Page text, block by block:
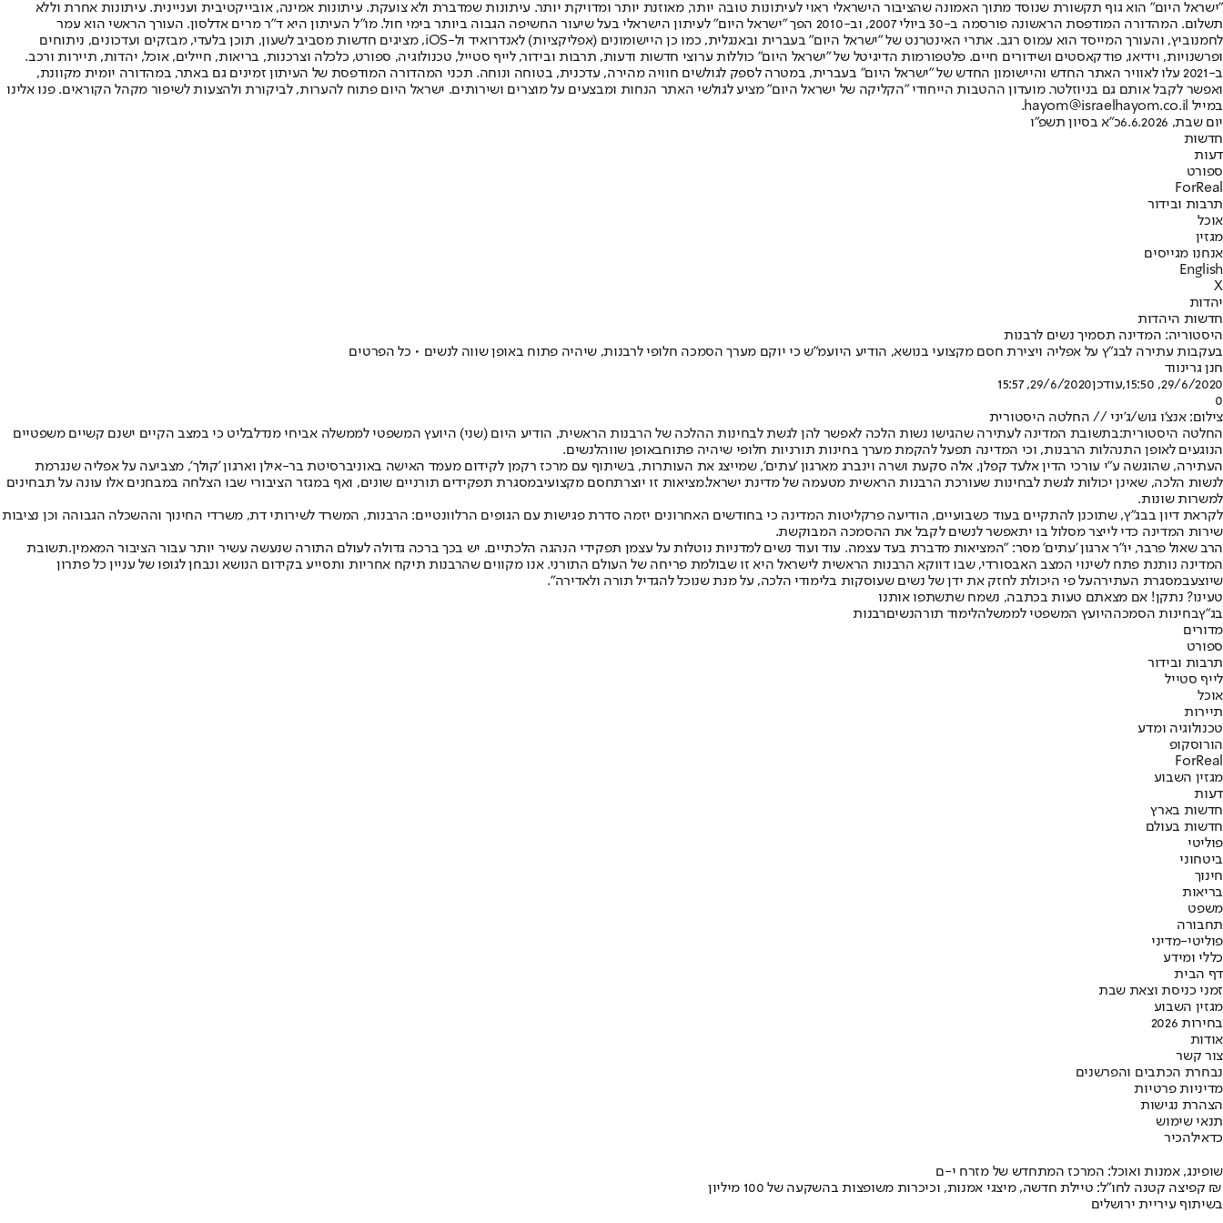
"ישראל היום" הוא גוף תקשורת שנוסד מתוך האמונה שהציבור הישראלי ראוי לעיתונות טובה יותר, מאוזנת יותר ומדויקת יותר. עיתונות שמדברת ולא צועקת. עיתונות אמינה, אובייקטיבית ועניינית. עיתונות אחרת וללא
תשלום. המהדורה המודפסת הראשונה פורסמה ב-30 ביולי 2007, וב-2010 הפך "ישראל היום" לעיתון הישראלי בעל שיעור החשיפה הגבוה ביותר בימי חול. מו"ל העיתון היא ד"ר מרים אדלסון. העורך הראשי הוא עמר
לחמנוביץ, והעורך המייסד הוא עמוס רגב. אתרי האינטרנט של "ישראל היום" בעברית ובאנגלית, כמו כן היישומונים (אפליקציות) לאנדרואיד ול-iOS, מציגים חדשות מסביב לשעון, תוכן בלעדי, מבזקים ועדכונים, ניתוחים
ופרשנויות, וידיאו, פודקאסטים ושידורים חיים. פלטפורמות הדיגיטל של "ישראל היום" כוללות ערוצי חדשות ודעות, תרבות ובידור, לייף סטייל, טכנולוגיה, ספורט, כלכלה וצרכנות, בריאות, חיילים, אוכל, יהדות, תיירות ורכב.
ב-2021 עלו לאוויר האתר החדש והיישומון החדש של "ישראל היום" בעברית, במטרה לספק לגולשים חוויה מהירה, עדכנית, בטוחה ונוחה. תכני המהדורה המודפסת של העיתון זמינים גם באתר, במהדורה יומית מקוונת,
ואפשר לקבל אותם גם בניוזלטר. מועדון ההטבות הייחודי "הקליקה של ישראל היום" מציע לגולשי האתר הנחות ומבצעים על מוצרים ושירותים. ישראל היום פתוח להערות, לביקורת ולהצעות לשיפור מקהל הקוראים. פנו אלינו
במייל hayom@israelhayom.co.il.
יום שבת, 6.6.2026
כ"א בסיון תשפ"ו
חדשות
דעות
ספורט
ForReal
תרבות ובידור
אוכל
מגזין
אנחנו מגייסים
English
X
יהדות
חדשות היהדות
היסטוריה: המדינה תסמיך נשים לרבנות
בעקבות עתירה לבג"ץ על אפליה ויצירת חסם מקצועי בנושא, הודיע היועמ"ש כי יוקם מערך הסמכה חלופי לרבנות, שיהיה פתוח באופן שווה לנשים • כל הפרטים
חנן גרינווד
29/6/2020, 15:50
,עודכן29/6/2020, 15:57
0
צילום: אנצ'ו גוש/ג'יני // החלטה היסטורית
החלטה היסטורית:בתשובת המדינה לעתירה שהגישו נשות הלכה לאפשר להן לגשת לבחינות ההלכה של הרבנות הראשית, הודיע היום (שני) היועץ המשפטי לממשלה אביחי מנדלבליט כי במצב הקיים ישנם קשיים משפטיים
הנוגעים לאופן התנהלות הרבנות, וכי המדינה תפעל להקמת מערך בחינות תורניות חלופי שיהיה פתוחבאופן שווהלנשים.
העתירה, שהוגשה ע"י עורכי הדין אלעד קפלן, אלה סקעת ושרה וינברג מארגון 'עתים', שמייצג את העותרות, בשיתוף עם מרכז רקמן לקידום מעמד האישה באוניברסיטת בר-אילן וארגון 'קולך', מצביעה על אפליה שנגרמת
לנשות הלכה, שאינן יכולות לגשת לבחינות שעורכת הרבנות הראשית מטעמה של מדינת ישראל.מציאות זו יוצרתחסם מקצועיבמסגרת תפקידים תורניים שונים, ואף במגזר הציבורי שבו הצלחה במבחנים אלו עונה על תבחינים
למשרות שונות.
לקראת דיון בבג"ץ, שתוכנן להתקיים בעוד כשבועיים, הודיעה פרקליטות המדינה כי בחודשים האחרונים יזמה סדרת פגישות עם הגופים הרלוונטיים: הרבנות, המשרד לשירותי דת, משרדי החינוך וההשכלה הגבוהה וכן נציבות
שירות המדינה כדי לייצר מסלול בו יתאפשר לנשים לקבל את ההסמכה המבוקשת.
הרב שאול פרבר, יו"ר ארגון 'עתים' מסר: "המציאות מדברת בעד עצמה. עוד ועוד נשים למדניות נוטלות על עצמן תפקידי הנהגה הלכתיים. יש בכך ברכה גדולה לעולם התורה שנעשה עשיר יותר עבור הציבור המאמין.תשובת
המדינה נותנת פתח לשינוי המצב האבסורדי, שבו דווקא הרבנות הראשית לישראל היא זו שבולמת פריחה של העולם התורני. אנו מקווים שהרבנות תיקח אחריות ותסייע בקידום הנושא ונבחן לגופו של עניין כל פתרון
שיוצעבמסגרת העתירהעל פי היכולת לחזק את ידן של נשים שעוסקות בלימודי הלכה, על מנת שנוכל להגדיל תורה ולאדירה".
טעינו? נתקן! אם מצאתם טעות בכתבה, נשמח שתשתפו אותנו
בג"ץבחינות הסמכההיועץ המשפטי לממשלהלימוד תורהנשיםרבנות
מדורים
ספורט
תרבות ובידור
לייף סטייל
אוכל
תיירות
טכנולוגיה ומדע
הורוסקופ
ForReal
מגזין השבוע
דעות
חדשות בארץ
חדשות בעולם
פוליטי
ביטחוני
חינוך
בריאות
משפט
תחבורה
פוליטי-מדיני
כללי ומידע
דף הבית
זמני כניסת וצאת שבת
מגזין השבוע
בחירות 2026
אודות
צור קשר
נבחרת הכתבים והפרשנים
מדיניות פרטיות
הצהרת נגישות
תנאי שימוש
כדאילהכיר
שופינג, אמנות ואוכל: המרכז המתחדש של מזרח י-ם
קפיצה קטנה לחו"ל: טיילת חדשה, מיצגי אמנות, וכיכרות משופצות בהשקעה של 100 מיליון ₪
בשיתוף עיריית ירושלים